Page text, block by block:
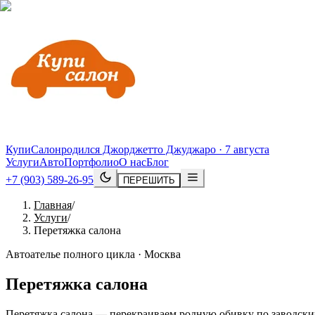
КупиСалонродился Джорджетто Джуджаро · 7 августа
УслугиАвтоПортфолиоО насБлог
+7 (903) 589-26-95
ПЕРЕШИТЬ
Главная/
Услуги/
Перетяжка салона
Автоателье полного цикла · Москва
Перетяжка салона